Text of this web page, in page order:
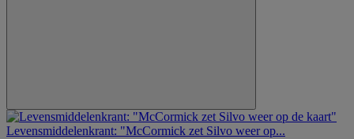
Levensmiddelenkrant: "McCormick zet Silvo weer op...